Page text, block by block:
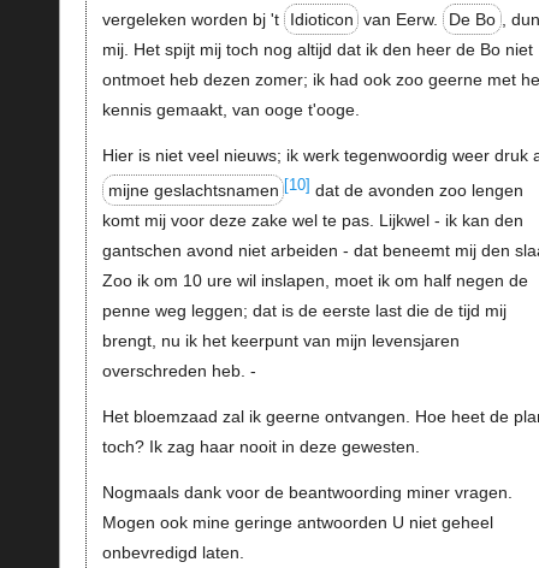
vergeleken worden bj 't
Idioticon van Eerw. De Bo
,
mij. Het spijt mij toch nog altijd dat ik den heer de Bo niet
ontmoet heb dezen zomer; ik had ook zoo geerne met
kennis gemaakt, van ooge t'ooge.
Hier is niet veel nieuws; ik werk tegenwoordig weer druk
mijne geslachtsnamen [10] dat de avonden zoo lengen
komt mij voor deze zake wel te pas. Lijkwel - ik kan den
gantschen avond niet arbeiden - dat beneemt mij den
Zoo ik om 10 ure wil inslapen, moet ik om half negen de
penne weg leggen; dat is de eerste last die de tijd mij
brengt, nu ik het keerpunt van mijn levensjaren
overschreden heb. -
Het bloemzaad zal ik geerne ontvangen. Hoe heet de
toch? Ik zag haar nooit in deze gewesten.
Nogmaals dank voor de beantwoording miner vragen.
Mogen ook mine geringe antwoorden U niet geheel
onbevredigd laten.